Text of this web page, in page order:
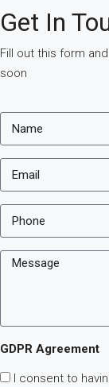
Get In
Fill out this form
soon
GDPR Agreement
I consent to